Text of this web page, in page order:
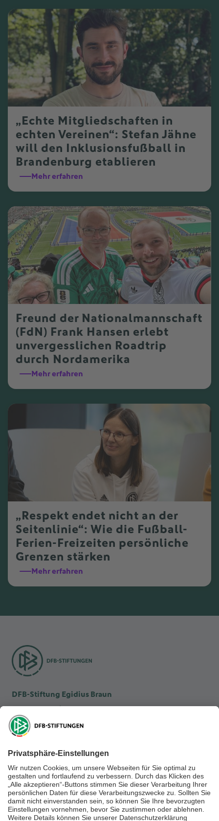
„Echte Mitgliedschaften in
echten Vereinen“: Stefan Jähne
will den Inklusionsfußball in
Brandenburg etablieren
Mehr erfahren
Freund der Nationalmannschaft
(FdN) Frank Hansen erlebt
unvergesslichen Roadtrip
durch Nordamerika
Mehr erfahren
„Respekt endet nicht an der
Seitenlinie“: Wie die Fußball-
Ferien-Freizeiten persönliche
Grenzen stärken
Mehr erfahren
DFB-Stiftung Egidius Braun
DFB-Stiftung Sepp Herberger
NEWSLETTER ABONNIEREN
Anmelden